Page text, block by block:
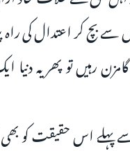
بچ کر اعتدال کی راہ
رہیں تو پھر یہ دنیا
پہلے اس حقیقت کو